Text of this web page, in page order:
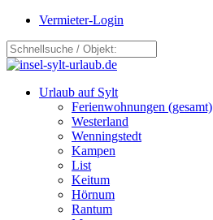
Vermieter-Login
Urlaub auf Sylt
Ferienwohnungen (gesamt)
Westerland
Wenningstedt
Kampen
List
Keitum
Hörnum
Rantum